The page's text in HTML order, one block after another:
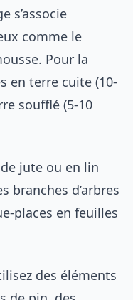
s’associe
comme le
Pour la
en terre cuite (10-
soufflé (5-10
jute ou en lin
branches d’arbres
places en feuilles
des éléments